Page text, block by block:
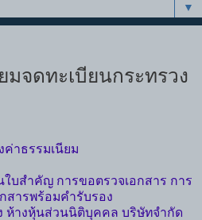
▼
มจดทะเบียนกระทรวง
ค่าธรรมเนียม
บสำคัญ การขอตรวจเอกสาร การ
สารพร้อมคำรับรอง
ห้างหุ้นส่วนนิติบุคคล บริษัทจำกัด